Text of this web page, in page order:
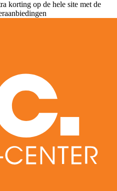
op de hele site met de